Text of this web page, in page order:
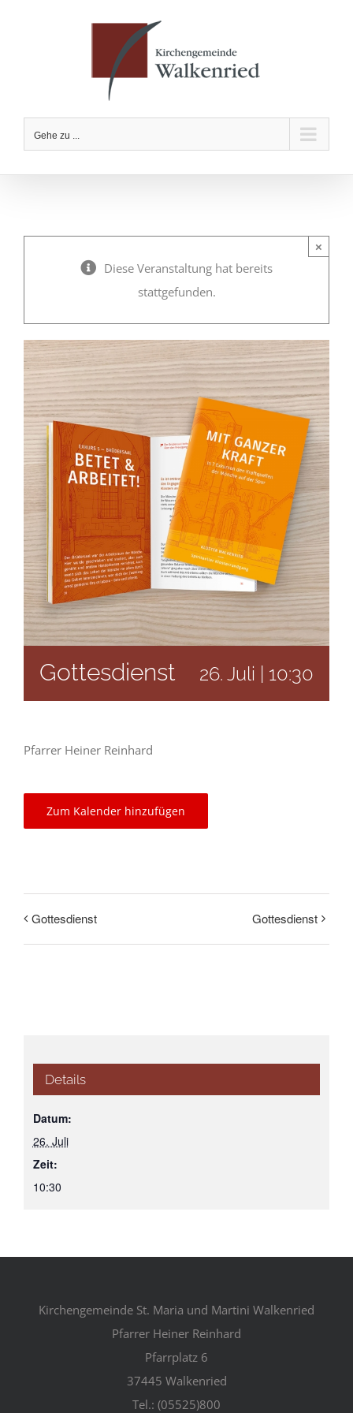
Gehe zu ...
Diese Veranstaltung hat bereits
stattgefunden.
×
Gottesdienst 26. Juli | 10:30
Pfarrer Heiner Reinhard
Zum Kalender hinzufügen
Gottesdienst Gottesdienst
Details
Datum:
26. Juli
Zeit:
10:30
Kirchengemeinde St. Maria und Martini Walkenried
Pfarrer Heiner Reinhard
Pfarrplatz 6
37445 Walkenried
Tel.: (05525)800